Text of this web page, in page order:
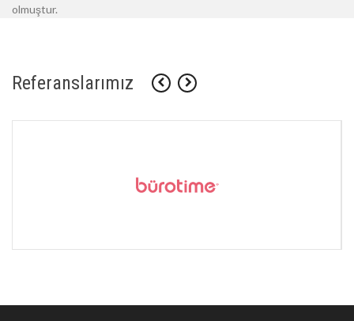
olmuştur.
Referanslarımız